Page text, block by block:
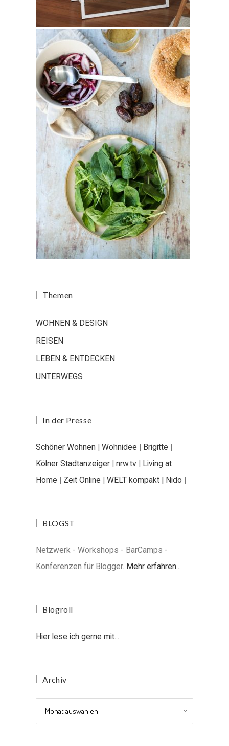
Themen
WOHNEN & DESIGN
REISEN
LEBEN & ENTDECKEN
UNTERWEGS
In der Presse
Schöner Wohnen | Wohnidee | Brigitte |
Kölner Stadtanzeiger | nrw.tv | Living at
Home | Zeit Online | WELT kompakt | Nido |
BLOGST
Netzwerk - Workshops - BarCamps -
Konferenzen für Blogger. Mehr erfahren...
Blogroll
Hier lese ich gerne mit...
Archiv